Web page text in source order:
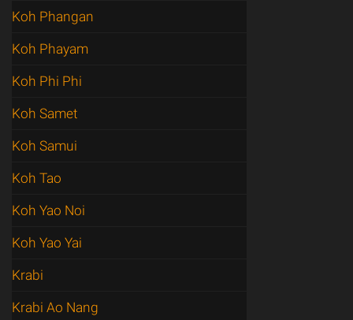
Koh Phangan
Koh Phayam
Koh Phi Phi
Koh Samet
Koh Samui
Koh Tao
Koh Yao Noi
Koh Yao Yai
Krabi
Krabi Ao Nang